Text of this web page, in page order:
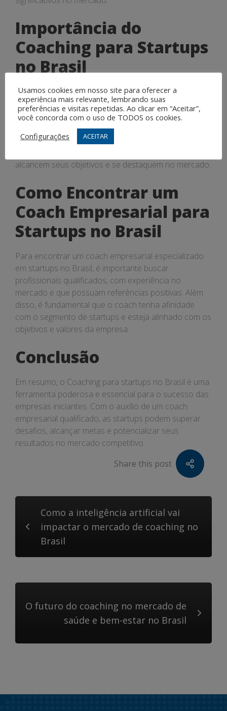
Importância do
Coaching para Startups
no Brasil
A importância do Coaching para startups no Brasil
está relacionada à necessidade de desenvolvimento e
capacitação dos empreendedores, que muitas vezes
enfrentam desafios e obstáculos no caminho do
sucesso. O coaching oferece suporte, orientação e
alcancem seus objetivos e se destaquem no mercado.
Como Encontrar um
Coach Empresarial para
Startups no Brasil
Para encontrar um coach empresarial especializado
em startups no Brasil, é importante buscar
profissionais qualificados, com experiência no
mercado e que possuam referências positivas. Além
disso, é fundamental que o coach tenha afinidade
com o segmento de startups e esteja alinhado com os
objetivos e valores da empresa.
Conclusão
Em resumo, o Coaching para startups no Brasil é uma
ferramenta poderosa e essencial para o sucesso das
empresas iniciantes. Com o auxílio de um coach
empresarial qualificado, as startups podem superar
desafios, alcançar metas e potencializar seus
resultados no mercado competitivo.
Share this post
Como a inteligência artificial vai
impactar o mercado de coaching no
Brasil
O futuro do coaching no mercado de
saúde e bem-estar no Brasil
Usamos cookies em nosso site para oferecer a
experiência mais relevante, lembrando suas
preferências e visitas repetidas. Ao clicar em “Aceitar”,
você concorda com o uso de TODOS os cookies.
Configurações
ACEITAR